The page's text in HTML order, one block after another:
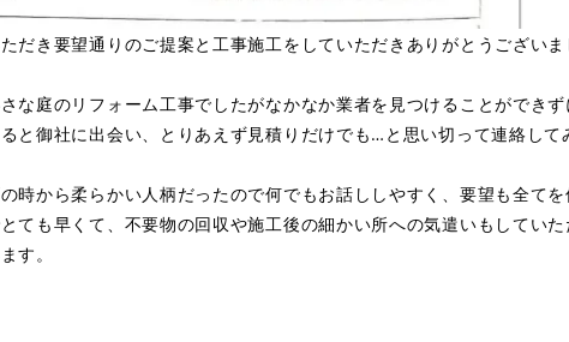
だき要望通りのご提案と工事施工をしていただきありがとうござい
な庭のリフォーム工事でしたがなかなか業者を見つけることができ
と御社に出会い、とりあえず見積りだけでも…と思い切って連絡し
時から柔らかい人柄だったので何でもお話ししやすく、要望も全て
ても早くて、不要物の回収や施工後の細かい所への気遣いもしてい
す。